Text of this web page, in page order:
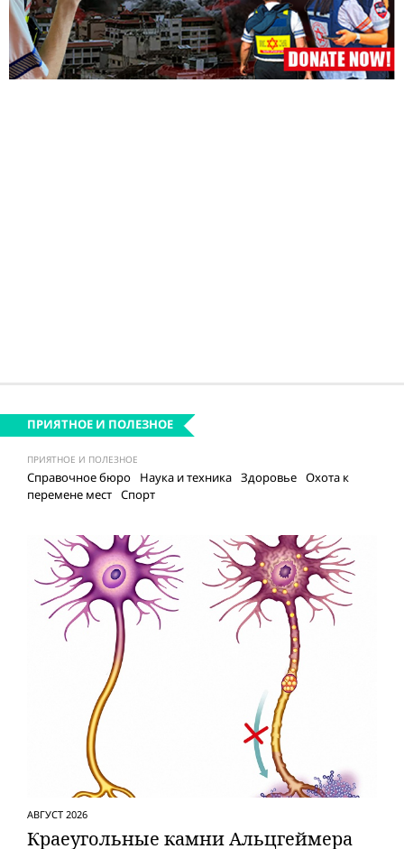
ПРИЯТНОЕ И ПОЛЕЗНОЕ
ПРИЯТНОЕ И ПОЛЕЗНОЕ
Справочное бюро Наука и техника Здоровье Охота к
перемене мест Спорт
АВГУСТ 2026
Краеугольные камни Альцгеймера